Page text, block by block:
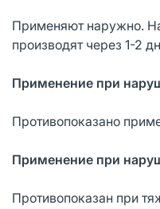
Применяют наружно.
производят через 1-2
Применение при
Противопоказано
Применение при
Противопоказан при